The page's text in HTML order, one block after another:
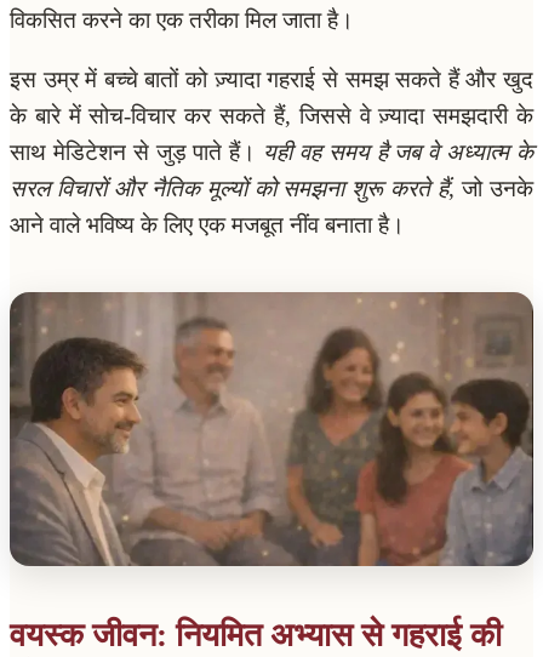
विकसित करने का एक तरीका मिल जाता है।
इस उम्र में बच्चे बातों को ज़्यादा गहराई से समझ सकते हैं और खुद
के बारे में सोच-विचार कर सकते हैं, जिससे वे ज़्यादा समझदारी के
साथ मेडिटेशन से जुड़ पाते हैं। यही वह समय है जब वे अध्यात्म के
सरल विचारों और नैतिक मूल्यों को समझना शुरू करते हैं, जो उनके
आने वाले भविष्य के लिए एक मजबूत नींव बनाता है।
वयस्क जीवन: नियमित अभ्यास से गहराई की